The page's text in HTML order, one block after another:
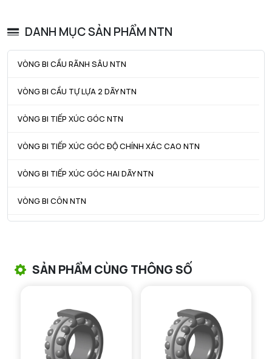
DANH MỤC SẢN PHẨM NTN
VÒNG BI CẦU RÃNH SÂU NTN
VÒNG BI CẦU TỰ LỰA 2 DÃY NTN
VÒNG BI TIẾP XÚC GÓC NTN
VÒNG BI TIẾP XÚC GÓC ĐỘ CHÍNH XÁC CAO NTN
VÒNG BI TIẾP XÚC GÓC HAI DÃY NTN
VÒNG BI CÔN NTN
VÒNG BI KIM NTN
VÒNG BI CHẶN TRỤC NTN
Da max - Đường kính vai tối đa OR
ra max - Bán kính góc lượn tối đa trục & vỏ 1,5 mm
SẢN PHẨM CÙNG THÔNG SỐ